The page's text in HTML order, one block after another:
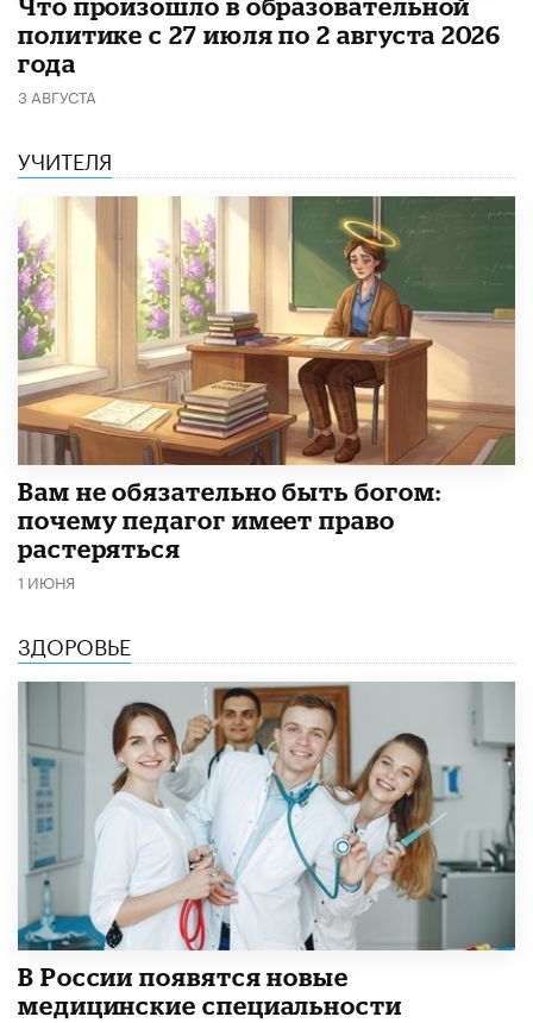
​Что произошло в образовательной
политике с 27 июля по 2 августа 2026
года
3 АВГУСТА
УЧИТЕЛЯ
​Вам не обязательно быть богом:
почему педагог имеет право
растеряться
1 ИЮНЯ
ЗДОРОВЬЕ
В России появятся новые
медицинские специальности